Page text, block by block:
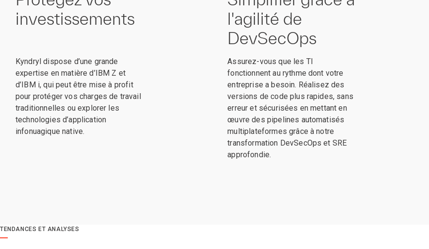
investissements
Kyndryl dispose d’une grande
expertise en matière d’IBM Z et
d’IBM i, qui peut être mise à profit
pour protéger vos charges de travail
traditionnelles ou explorer les
technologies d’application
infonuagique native.
l'agilité de
DevSecOps
Assurez-vous que les TI
fonctionnent au rythme dont votre
entreprise a besoin. Réalisez des
versions de code plus rapides, sans
erreur et sécurisées en mettant en
œuvre des pipelines automatisés
multiplateformes grâce à notre
transformation DevSecOps et SRE
approfondie.
TENDANCES ET ANALYSES